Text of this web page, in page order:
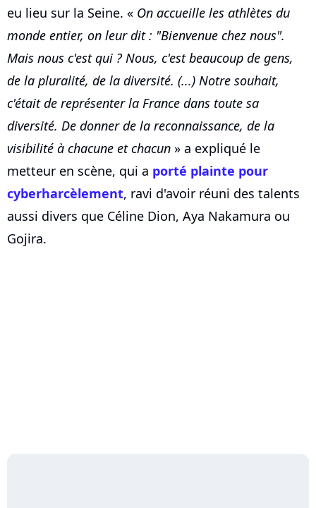
eu lieu sur la Seine. « On accueille les athlètes du
monde entier, on leur dit : "Bienvenue chez nous".
Mais nous c'est qui ? Nous, c'est beaucoup de gens,
de la pluralité, de la diversité. (...) Notre souhait,
c'était de représenter la France dans toute sa
diversité. De donner de la reconnaissance, de la
visibilité à chacune et chacun » a expliqué le
metteur en scène, qui a porté plainte pour
cyberharcèlement, ravi d'avoir réuni des talents
aussi divers que Céline Dion, Aya Nakamura ou
Gojira.